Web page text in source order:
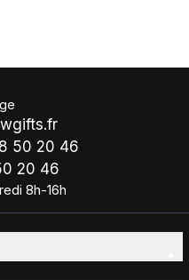
50 20 46
20 46
8h-16h